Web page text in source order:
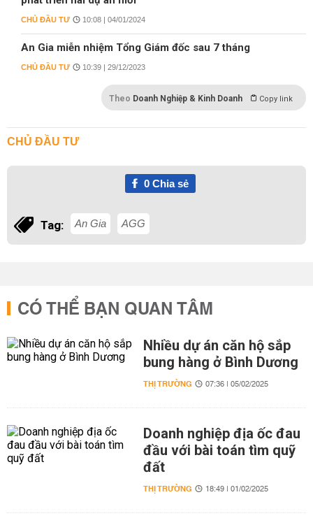
CHỦ ĐẦU TƯ 10:08 | 04/01/2024
An Gia miễn nhiệm Tổng Giám đốc sau 7 tháng
CHỦ ĐẦU TƯ 10:39 | 29/12/2023
Theo Doanh Nghiệp & Kinh Doanh Copy link
CHỦ ĐẦU TƯ
0Chia sẻ
Tag: An Gia AGG
CÓ THỂ BẠN QUAN TÂM
Nhiều dự án căn hộ sắp
bung hàng ở Bình Dương
THỊ TRƯỜNG 07:36 | 05/02/2025
Doanh nghiệp địa ốc đau
đầu với bài toán tìm quỹ
đất
THỊ TRƯỜNG 18:49 | 01/02/2025